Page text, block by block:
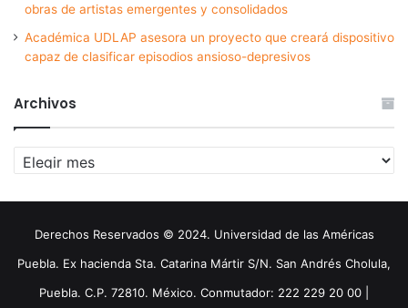
obras de artistas emergentes y consolidados
Académica UDLAP asesora un proyecto que creará dispositivo
capaz de clasificar episodios ansioso-depresivos
Archivos
Archivos
Derechos Reservados © 2024. Universidad de las Américas
Puebla. Ex hacienda Sta. Catarina Mártir S/N. San Andrés Cholula,
Puebla. C.P. 72810. México. Conmutador: 222 229 20 00 |